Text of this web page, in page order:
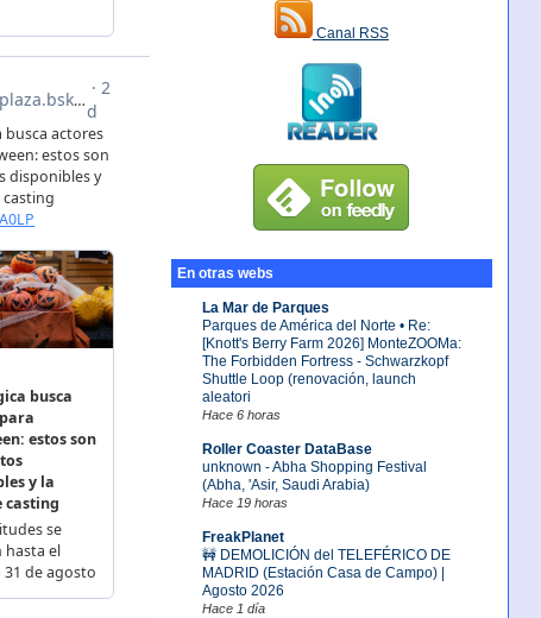
Canal RSS
En otras webs
La Mar de Parques
Parques de América del Norte • Re:
[Knott's Berry Farm 2026] MonteZOOMa:
The Forbidden Fortress - Schwarzkopf
Shuttle Loop (renovación, launch
aleatori
Hace 6 horas
Roller Coaster DataBase
unknown - Abha Shopping Festival
(Abha, 'Asir, Saudi Arabia)
Hace 19 horas
FreakPlanet
🚧 DEMOLICIÓN del TELEFÉRICO DE
MADRID (Estación Casa de Campo) |
Agosto 2026
Hace 1 día